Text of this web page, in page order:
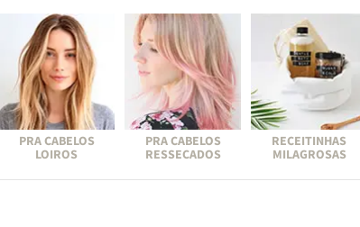
PRA CABELOS
LOIROS
PRA CABELOS
RESSECADOS
RECEITINHAS
MILAGROSAS